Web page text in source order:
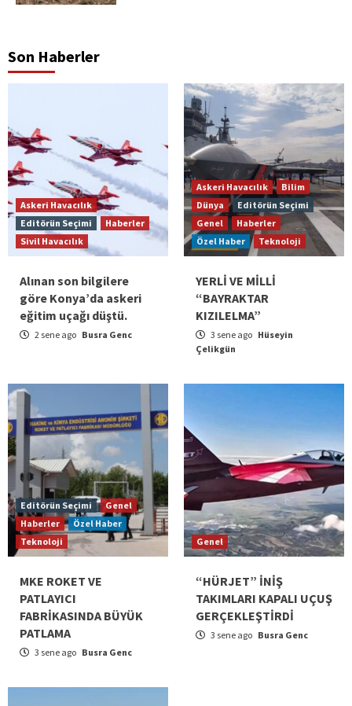
Son Haberler
Askeri Havacılık
Editörün Seçimi
Haberler
Sivil Havacılık
Alınan son bilgilere
göre Konya’da askeri
eğitim uçağı düştü.
2 sene ago Busra Genc
Askeri Havacılık
Bilim
Dünya
Editörün Seçimi
Genel
Haberler
Özel Haber
Teknoloji
YERLİ VE MİLLİ
“BAYRAKTAR
KIZILELMA”
3 sene ago Hüseyin
Çelikgün
Editörün Seçimi
Genel
Haberler
Özel Haber
Teknoloji
MKE ROKET VE
PATLAYICI
FABRİKASINDA BÜYÜK
PATLAMA
3 sene ago Busra Genc
Genel
“HÜRJET” İNİŞ
TAKIMLARI KAPALI UÇUŞ
GERÇEKLEŞTİRDİ
3 sene ago Busra Genc